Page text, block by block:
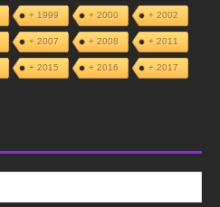
+ 1999 + 2000 + 2002
+ 2007 + 2008 + 2011
+ 2015 + 2016 + 2017